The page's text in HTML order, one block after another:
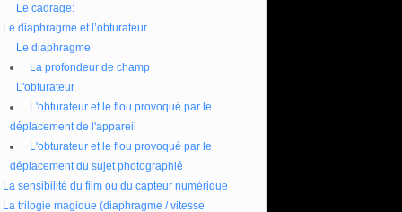
Le cadrage:
Le diaphragme et l’obturateur
Le diaphragme
La profondeur de champ
L'obturateur
L'obturateur et le flou provoqué par le
déplacement de l'appareil
L'obturateur et le flou provoqué par le
déplacement du sujet photographié
La sensibilité du film ou du capteur numérique
La trilogie magique (diaphragme / vitesse